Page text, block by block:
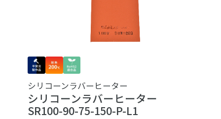
シリコーンラバーヒーター
シリコーンラバーヒーター
SR100-90-75-150-P-L1